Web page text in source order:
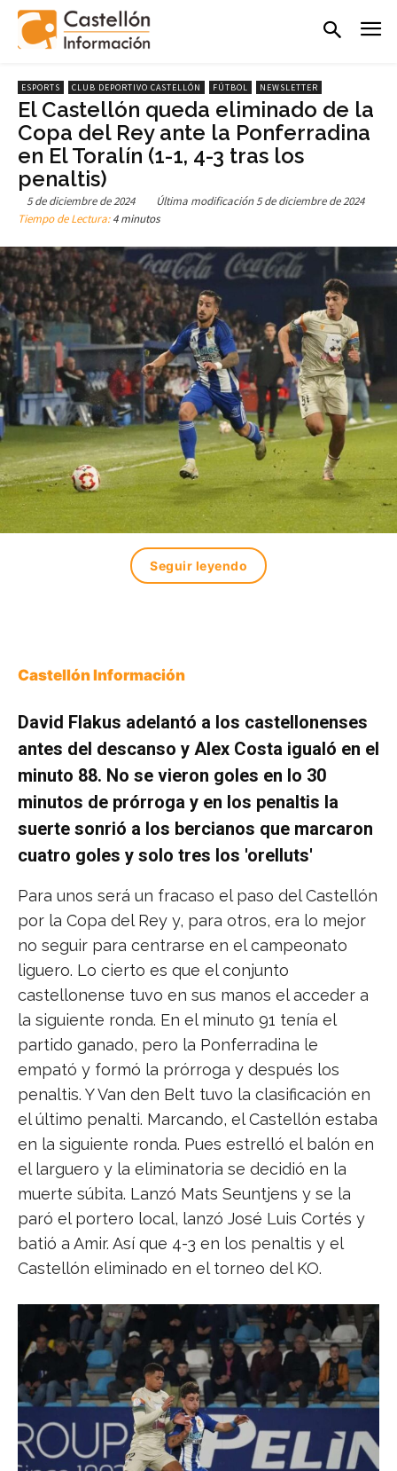
ESPORTS CLUB DEPORTIVO CASTELLÓN FÚTBOL NEWSLETTER
El Castellón queda eliminado de la
Copa del Rey ante la Ponferradina
en El Toralín (1-1, 4-3 tras los
penaltis)
5 de diciembre de 2024 Última modificación 5 de diciembre de 2024
Tiempo de Lectura:4 minutos
Seguir leyendo
Castellón Información
David Flakus adelantó a los castellonenses
antes del descanso y Alex Costa igualó en el
minuto 88. No se vieron goles en lo 30
minutos de prórroga y en los penaltis la
suerte sonrió a los bercianos que marcaron
cuatro goles y solo tres los 'orelluts'
Para unos será un fracaso el paso del Castellón
por la Copa del Rey y, para otros, era lo mejor
no seguir para centrarse en el campeonato
liguero. Lo cierto es que el conjunto
castellonense tuvo en sus manos el acceder a
la siguiente ronda. En el minuto 91 tenía el
partido ganado, pero la Ponferradina le
empató y formó la prórroga y después los
penaltis. Y Van den Belt tuvo la clasificación en
el último penalti. Marcando, el Castellón estaba
en la siguiente ronda. Pues estrelló el balón en
el larguero y la eliminatoria se decidió en la
muerte súbita. Lanzó Mats Seuntjens y se la
paró el portero local, lanzó José Luis Cortés y
batió a Amir. Así que 4-3 en los penaltis y el
Castellón eliminado en el torneo del KO.